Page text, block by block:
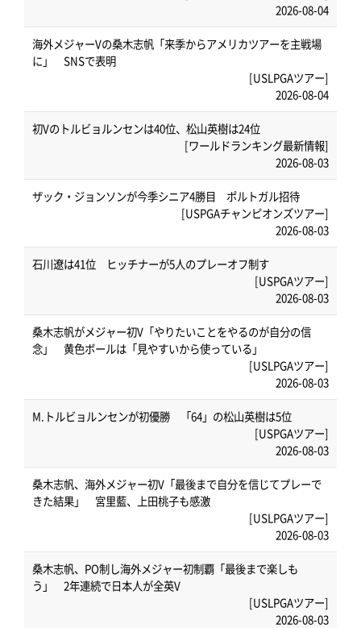
2026-08-04
海外メジャーVの桑木志帆「来季からアメリカツアーを主戦場
に」 SNSで表明
[USLPGAツアー]
2026-08-04
初Vのトルビョルンセンは40位、松山英樹は24位
[ワールドランキング最新情報]
2026-08-03
ザック・ジョンソンが今季シニア4勝目 ポルトガル招待
[USPGAチャンピオンズツアー]
2026-08-03
石川遼は41位 ヒッチナーが5人のプレーオフ制す
[USPGAツアー]
2026-08-03
桑木志帆がメジャー初V「やりたいことをやるのが自分の信
念」 黄色ボールは「見やすいから使っている」
[USLPGAツアー]
2026-08-03
M.トルビョルンセンが初優勝 「64」の松山英樹は5位
[USPGAツアー]
2026-08-03
桑木志帆、海外メジャー初V「最後まで自分を信じてプレーで
きた結果」 宮里藍、上田桃子も感激
[USLPGAツアー]
2026-08-03
桑木志帆、PO制し海外メジャー初制覇「最後まで楽しも
う」 2年連続で日本人が全英V
[USLPGAツアー]
2026-08-03